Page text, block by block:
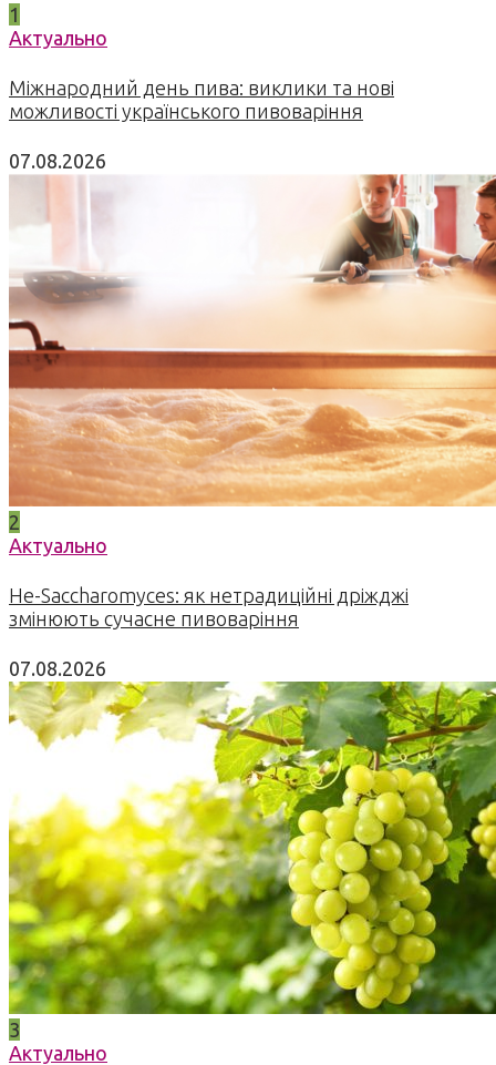
1
Актуально
Міжнародний день пива: виклики та нові
можливості українського пивоваріння
07.08.2026
2
Актуально
Не-Saccharomyces: як нетрадиційні дріжджі
змінюють сучасне пивоваріння
07.08.2026
3
Актуально